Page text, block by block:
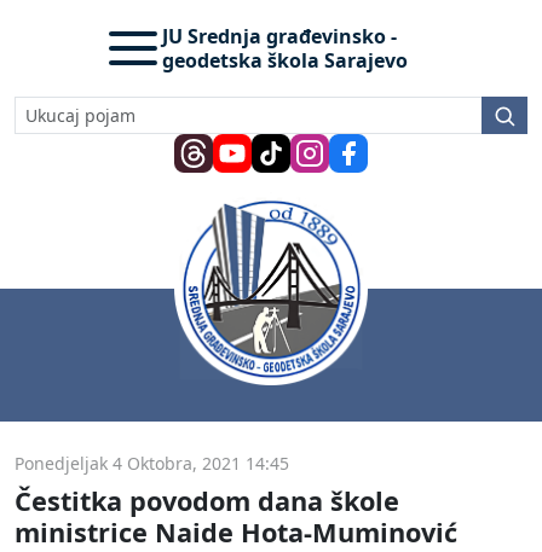
JU Srednja građevinsko -
geodetska škola Sarajevo
Ponedjeljak 4 Oktobra, 2021 14:45
Čestitka povodom dana škole
ministrice Naide Hota-Muminović